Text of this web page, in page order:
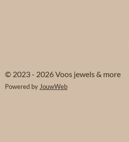
© 2023 - 2026 Voos jewels & more
Powered byJouwWeb